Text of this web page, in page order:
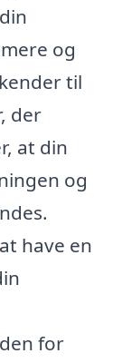
og
til
der
at din
og
have en
for